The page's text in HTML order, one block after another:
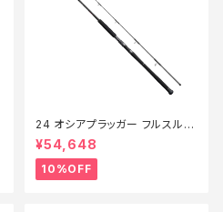
24 オシアプラッガー フルスルッ
トル S710H【継続セール_ロッ
ド】【10】
¥54,648
10%OFF